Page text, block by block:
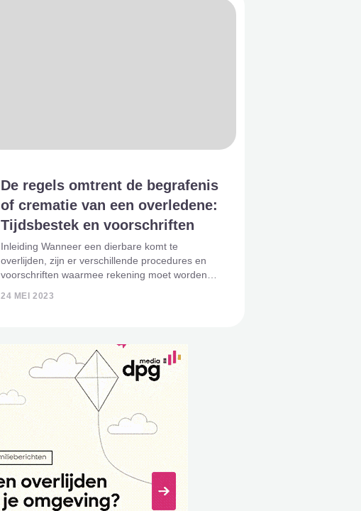
De regels omtrent de begrafenis
of crematie van een overledene:
Tijdsbestek en voorschriften
Inleiding Wanneer een dierbare komt te
overlijden, zijn er verschillende procedures en
voorschriften waarmee rekening moet worden
24 MEI 2023